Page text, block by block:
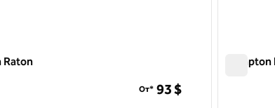
Raton
От* 93 $